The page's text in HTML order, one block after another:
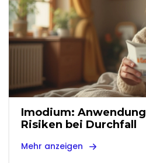
Imodium:
Risiken bei Durchfall
Mehr anzeigen